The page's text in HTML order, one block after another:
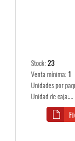
Stock:23
Venta mínima: 1
Unidades por
Unidad de caja:...